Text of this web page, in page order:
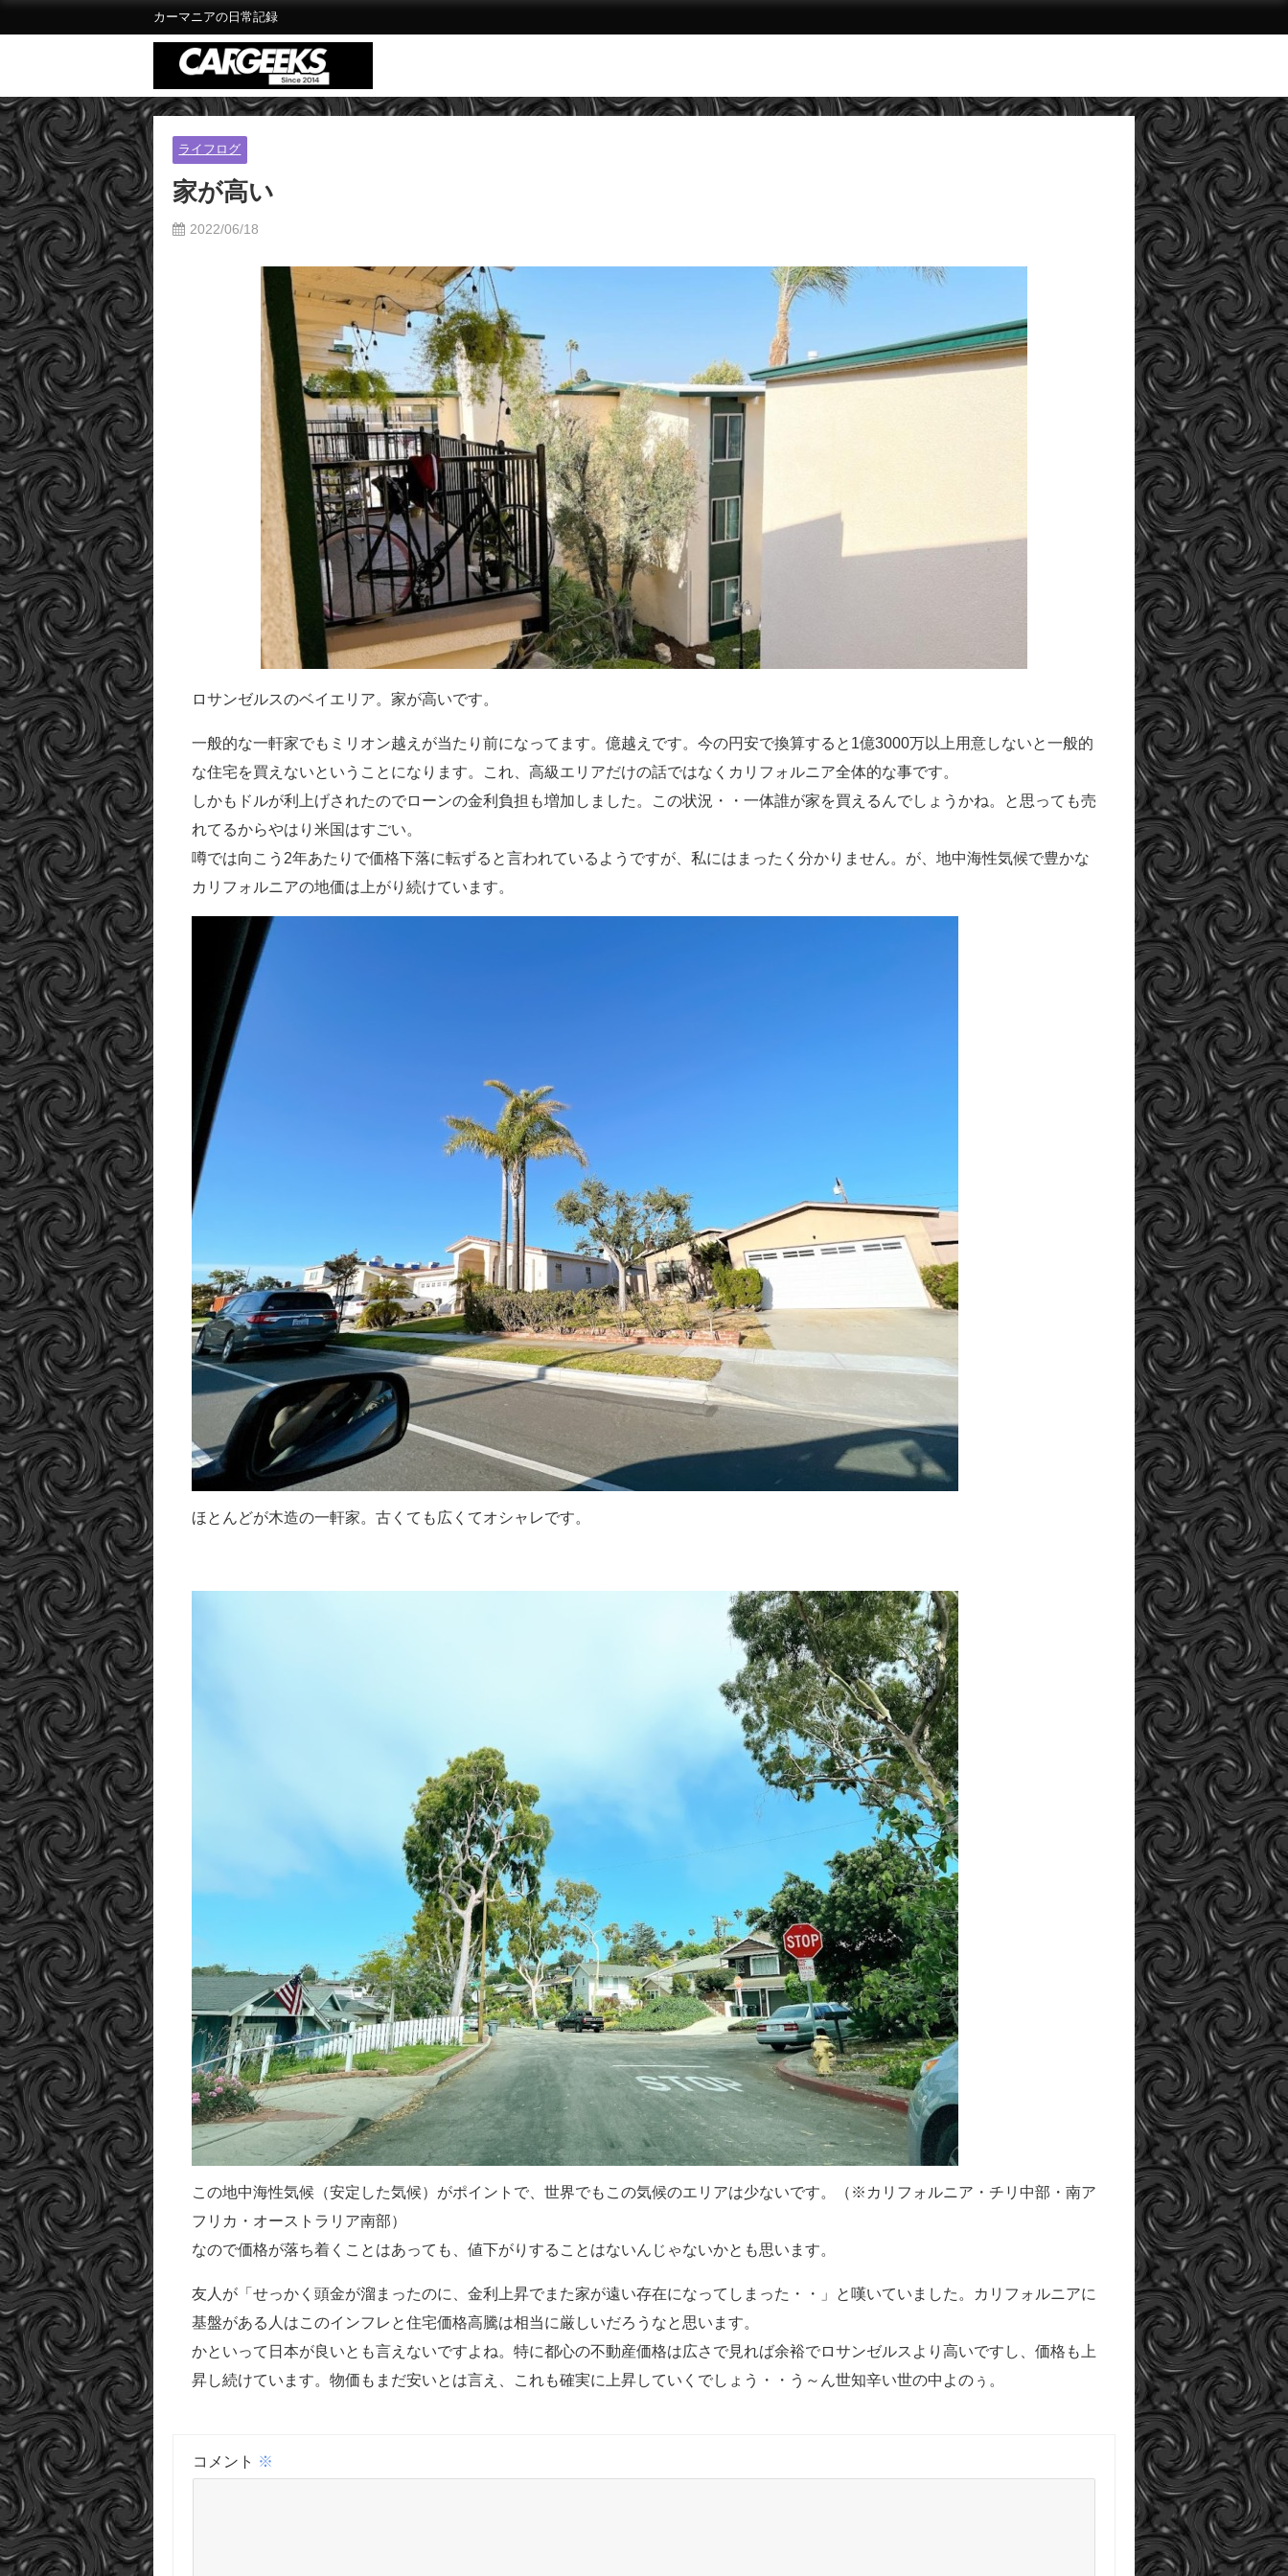
カーマニアの日常記録
ライフログ
家が高い
2022/06/18
ロサンゼルスのベイエリア。家が高いです。
一般的な一軒家でもミリオン越えが当たり前になってます。億越えです。今の円安で換算すると1億3000万以上用意しないと一般的
な住宅を買えないということになります。これ、高級エリアだけの話ではなくカリフォルニア全体的な事です。
しかもドルが利上げされたのでローンの金利負担も増加しました。この状況・・一体誰が家を買えるんでしょうかね。と思っても売
れてるからやはり米国はすごい。
噂では向こう2年あたりで価格下落に転ずると言われているようですが、私にはまったく分かりません。が、地中海性気候で豊かな
カリフォルニアの地価は上がり続けています。
ほとんどが木造の一軒家。古くても広くてオシャレです。
この地中海性気候（安定した気候）がポイントで、世界でもこの気候のエリアは少ないです。（※カリフォルニア・チリ中部・南ア
フリカ・オーストラリア南部）
なので価格が落ち着くことはあっても、値下がりすることはないんじゃないかとも思います。
友人が「せっかく頭金が溜まったのに、金利上昇でまた家が遠い存在になってしまった・・」と嘆いていました。カリフォルニアに
基盤がある人はこのインフレと住宅価格高騰は相当に厳しいだろうなと思います。
かといって日本が良いとも言えないですよね。特に都心の不動産価格は広さで見れば余裕でロサンゼルスより高いですし、価格も上
昇し続けています。物価もまだ安いとは言え、これも確実に上昇していくでしょう・・う～ん世知辛い世の中よのぅ。
コメント ※